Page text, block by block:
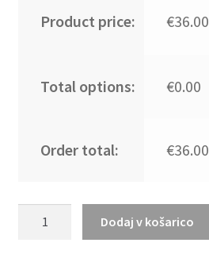
Product price: €36.00
Total options: €0.00
Order total: €36.00
Dodaj v košarico